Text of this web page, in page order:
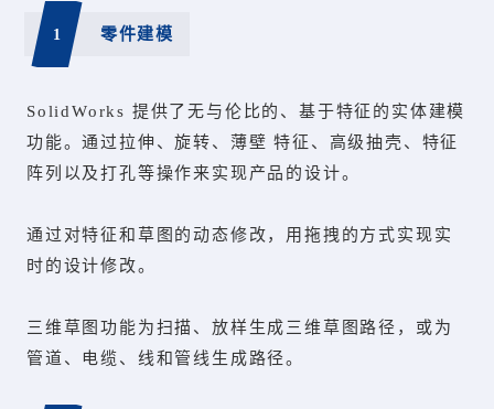
1 零件建模
SolidWorks 提供了无与伦比的、基于特征的实体建模
功能。通过拉伸、旋转、薄壁 特征、高级抽壳、特征
阵列以及打孔等操作来实现产品的设计。
通过对特征和草图的动态修改，用拖拽的方式实现实
时的设计修改。
三维草图功能为扫描、放样生成三维草图路径，或为
管道、电缆、线和管线生成路径。